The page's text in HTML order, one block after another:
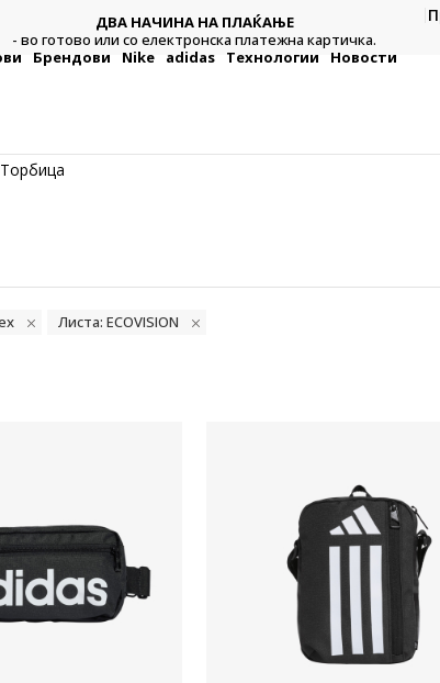
ДВА НАЧИНА НА ПЛАЌАЊЕ
- во готово или со електронска платежна картичка.
Брендови Nike adidas Технологии Новости
Торбица
Листа: ECOVISION
Uporedi